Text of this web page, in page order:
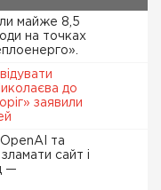
майже 8,5
на точках
до
заявили
OpenAI та
сайт і
—